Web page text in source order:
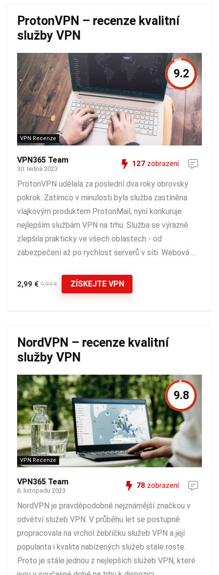
ProtonVPN – recenze kvalitní
služby VPN
VPN Recenze
9.2
VPN365 Team
30. ledna 2023
127 zobrazení
ProtonVPN udělala za poslední dva roky obrovský
pokrok. Zatímco v minulosti byla služba zastíněna
vlajkovým produktem ProtonMail, nyní konkuruje
nejlepším službám VPN na trhu. Služba se výrazně
zlepšila prakticky ve všech oblastech - od
zabezpečení až po rychlost serverů v síti. Webová ...
2,99 € 9,99 € ZÍSKEJTE VPN
NordVPN – recenze kvalitní
služby VPN
VPN Recenze
9.8
VPN365 Team
6. listopadu 2023
78 zobrazení
NordVPN je pravděpodobně nejznámější značkou v
odvětví služeb VPN. V průběhu let se postupně
propracovala na vrchol žebříčku služeb VPN a její
popularita i kvalita nabízených služeb stále roste.
Proto je stále jednou z nejlepších služeb VPN, které